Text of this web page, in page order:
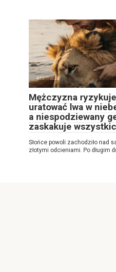
animaux
Mężczyzna
uratować lwa w
a niespodziewany
zaskakuje
Słońce powoli zachodziło nad
złotymi odcieniami. Po długim